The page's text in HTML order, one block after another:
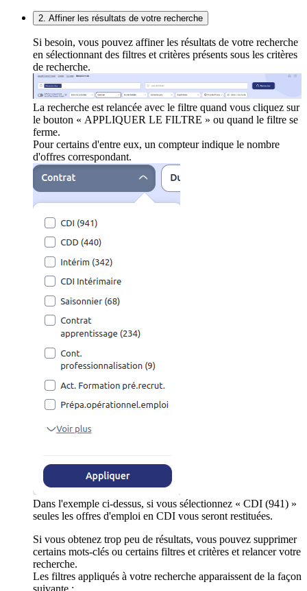
2. Affiner les résultats de votre recherche
Si besoin, vous pouvez affiner les résultats de votre recherche
en sélectionnant des filtres et critères présents sous les critères
de recherche.
La recherche est relancée avec le filtre quand vous cliquez sur
le bouton « APPLIQUER LE FILTRE » ou quand le filtre se
ferme.
Pour certains d'entre eux, un compteur indique le nombre
d'offres correspondant.
Dans l'exemple ci-dessus, si vous sélectionnez « CDI (941) »
seules les offres d'emploi en CDI vous seront restituées.
Si vous obtenez trop peu de résultats, vous pouvez supprimer
certains mots-clés ou certains filtres et critères et relancer votre
recherche.
Les filtres appliqués à votre recherche apparaissent de la façon
suivante :